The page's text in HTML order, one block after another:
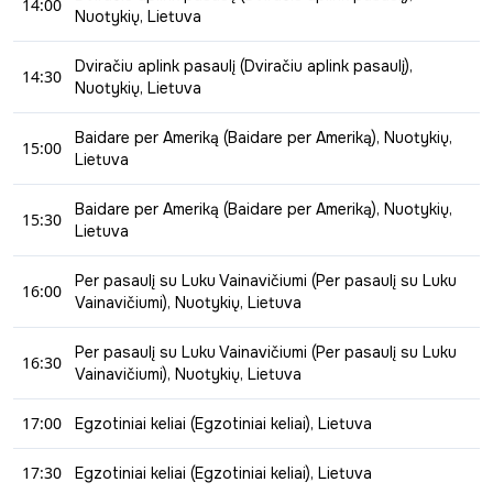
Charizmatiškasis Orijus Gasanovas pramoginėje laidoje
"Orijaus kelionės" drauge su žiūrovais leisis į pačias
spalvingiausias keliones užsienyje ir Lietuvoje, dalinsis
patarimais ir keliautojams naudinga informacija.
14:00
Nuotykių, Lietuva
14:30
Dviračiu aplink pasaulį (Dviračiu aplink pasaulį),
Nuotykių, Lietuva
15:00
Baidare per Ameriką (Baidare per Ameriką), Nuotykių,
Lietuva
15:30
Baidare per Ameriką (Baidare per Ameriką), Nuotykių,
Lietuva
16:00
Per pasaulį su Luku Vainavičiumi (Per pasaulį su Luku
Vainavičiumi), Nuotykių, Lietuva
Kaip atrodo kelionė be pinigų į tolimą šalį? Nakvynė
miške be palapinės ar gyvenimas oro uoste kelias
dienas. Lukas Vainavičius keliauja per pasaulį ir fiksuoja
viską kas jam nutinka kelyje. Autentiškas,
nesurežisuotas, žemaitiškas kelionių dienoraštis.
16:30
Per pasaulį su Luku Vainavičiumi (Per pasaulį su Luku
Vainavičiumi), Nuotykių, Lietuva
Kaip atrodo kelionė be pinigų į tolimą šalį? Nakvynė
miške be palapinės ar gyvenimas oro uoste kelias
dienas. Lukas Vainavičius keliauja per pasaulį ir fiksuoja
17:00 Egzotiniai keliai (Egzotiniai keliai), Lietuva
17:30 Egzotiniai keliai (Egzotiniai keliai), Lietuva